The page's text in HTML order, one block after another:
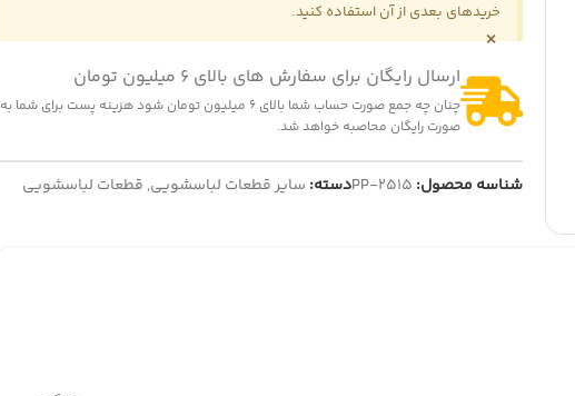
خریدهای بعدی از آن استفاده کنید.
×
ارسال رایگان برای سفارش های بالای 6 میلیون تومان
چنان چه جمع صورت حساب شما بالای 6 میلیون تومان شود هزینه پست برای شما به
صورت رایگان محاصبه خواهد شد.
شناسه محصول: PP-2515دسته: سایر قطعات لباسشویی, قطعات لباسشویی
322,000
قیمت عمده
ریل سینی مایکروویو سایز 18 سانتی متر
185,000تومان 139,000تومان